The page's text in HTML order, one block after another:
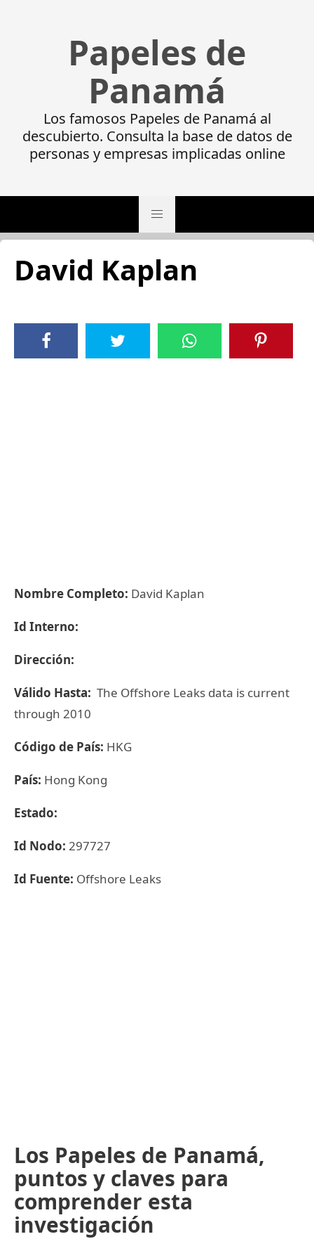
Papeles de
Panamá
Los famosos Papeles de Panamá al
descubierto. Consulta la base de datos de
personas y empresas implicadas online
David Kaplan
Nombre Completo: David Kaplan
Id Interno:
Dirección:
Válido Hasta: The Offshore Leaks data is current
through 2010
Código de País: HKG
País: Hong Kong
Estado:
Id Nodo: 297727
Id Fuente: Offshore Leaks
Los Papeles de Panamá,
puntos y claves para
comprender esta
investigación